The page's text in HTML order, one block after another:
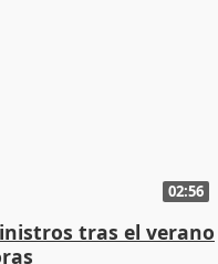
02:56
tras el verano